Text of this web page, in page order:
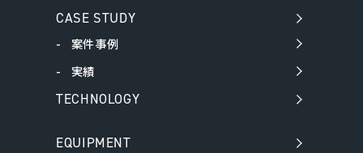
CASE STUDY
案件事例
実績
TECHNOLOGY
EQUIPMENT